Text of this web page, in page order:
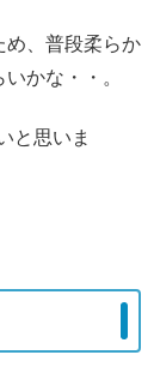
め、普段柔らか
かな・・。
と思いま